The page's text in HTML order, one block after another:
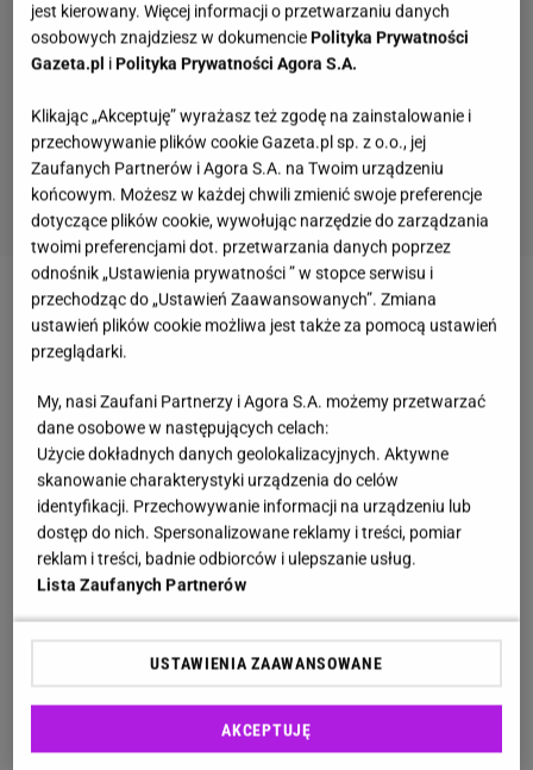
Zobacz wideoCzy widać wzrost cen w Chorwacji po
wprowadzeniu euro? Pytamy mieszkającego tam
Polacy w Chorwacji. Ambasada RP w Zagrzebiu
wydała specjalny komunikat
Polska ambasada skierowała swój komunikat do
wszystkich obywateli naszego kraju, którzy planują
odpoczynek nad Adriatykiem. Urzędnicy
przypominają oobowiązku stosowania się
do lokalnych przepisów prawa, w tym dotyczących
bezpieczeństwa i porządku publicznego - "między
innymi w ruchu drogowym, w zakresie zachowania
jest kierowany. Więcej informacji o przetwarzaniu danych
osobowych znajdziesz w dokumenciePolityka Prywatności
Gazeta.pl iPolityka Prywatności Agora S.A.
Klikając „Akceptuję” wyrażasz też zgodę na zainstalowanie i
przechowywanie plików cookie Gazeta.pl sp. z o.o., jej
Zaufanych Partnerów i Agora S.A. na Twoim urządzeniu
końcowym. Możesz w każdej chwili zmienić swoje preferencje
dotyczące plików cookie, wywołując narzędzie do zarządzania
twoimi preferencjami dot. przetwarzania danych poprzez
odnośnik „Ustawienia prywatności ” w stopce serwisu i
przechodząc do „Ustawień Zaawansowanych”. Zmiana
ustawień plików cookie możliwa jest także za pomocą ustawień
przeglądarki.
My, nasi Zaufani Partnerzy i Agora S.A. możemy przetwarzać
dane osobowe w następujących celach:
Użycie dokładnych danych geolokalizacyjnych. Aktywne
skanowanie charakterystyki urządzenia do celów
identyfikacji. Przechowywanie informacji na urządzeniu lub
dostęp do nich. Spersonalizowane reklamy i treści, pomiar
reklam i treści, badnie odbiorców i ulepszanie usług.
Lista Zaufanych Partnerów
USTAWIENIA ZAAWANSOWANE
AKCEPTUJĘ